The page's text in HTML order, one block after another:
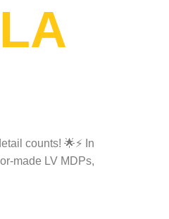
counts! 🌟⚡ In
made LV MDPs,